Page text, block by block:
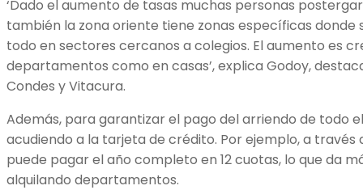
‘Dado el aumento de tasas muchas personas
también la zona oriente tiene zonas específicas donde
todo en sectores cercanos a colegios. El aumento es
departamentos como en casas’, explica Godoy,
Condes y Vitacura.
Además, para garantizar el pago del arriendo de todo
acudiendo a la tarjeta de crédito. Por ejemplo, a
puede pagar el año completo en 12 cuotas, lo que da
alquilando departamentos.